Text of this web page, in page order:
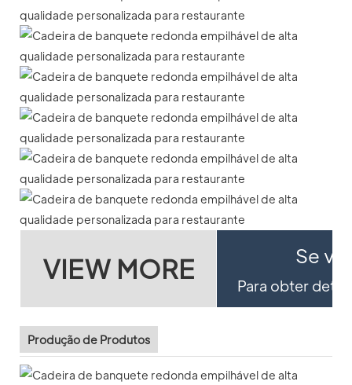
VIEW MORE Se
Para obter
Produção de Produtos